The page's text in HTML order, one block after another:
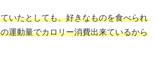
いたとしても、好きなものを食べられ
運動量でカロリー消費出来ているから